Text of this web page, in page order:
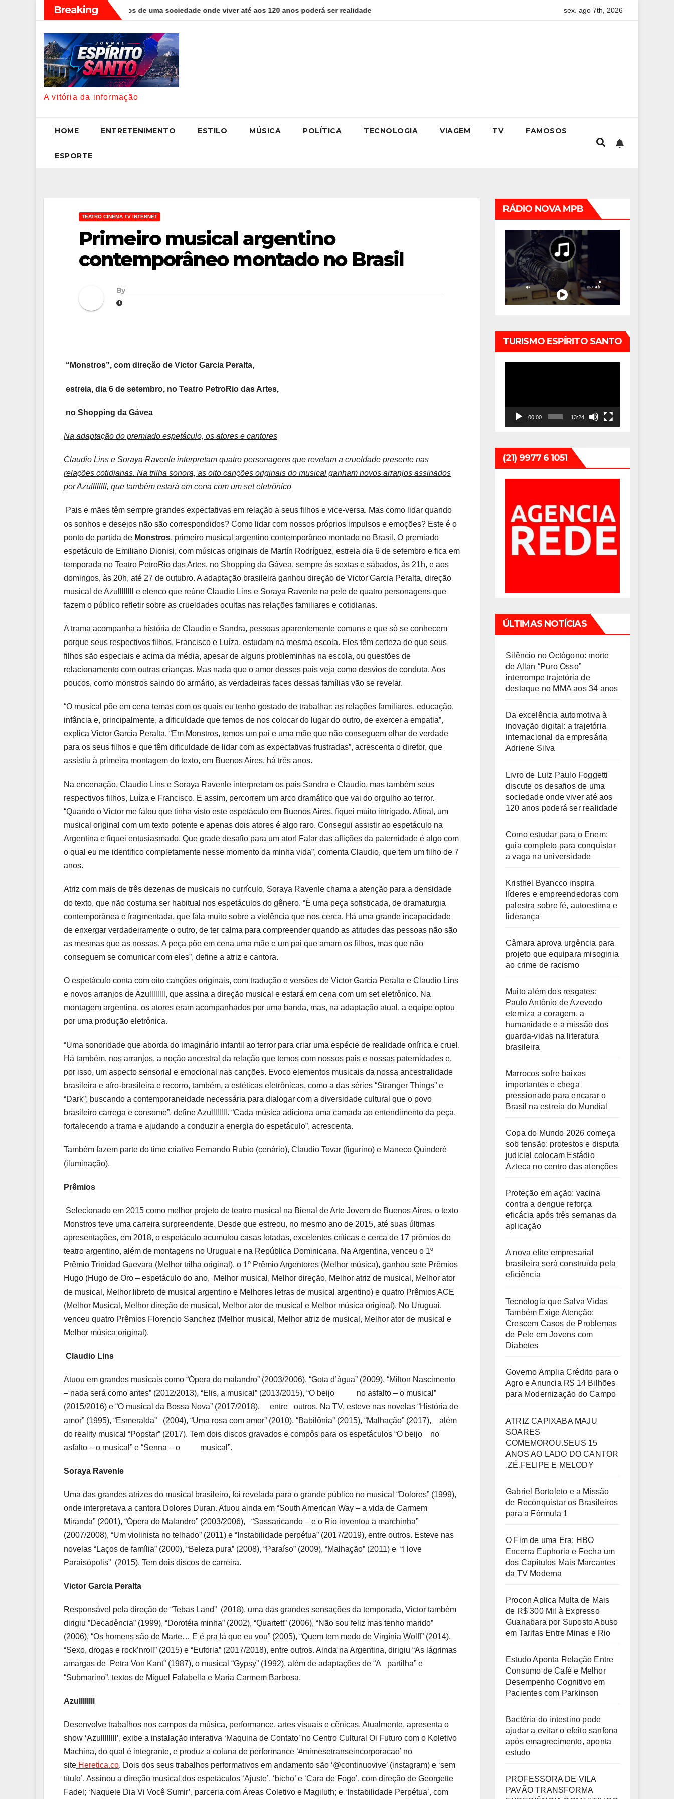
Breaking
discute os desafios de uma sociedade onde viver até aos 120 anos poderá ser realidade Como estudar para o Enem: guia completo para conquistar a vaga na universidade
sex. ago 7th, 2026
A vitória da informação
HOME ENTRETENIMENTO ESTILO MÚSICA POLÍTICA TECNOLOGIA VIAGEM TV FAMOSOS
ESPORTE
TEATRO CINEMA TV INTERNET
Primeiro musical argentino
contemporâneo montado no Brasil
By
“Monstros”, com direção de Victor Garcia Peralta,
estreia, dia 6 de setembro, no Teatro PetroRio das Artes,
no Shopping da Gávea
Na adaptação do premiado espetáculo, os atores e cantores
Claudio Lins e Soraya Ravenle interpretam quatro personagens que revelam a crueldade presente nas
relações cotidianas. Na trilha sonora, as oito canções originais do musical ganham novos arranjos assinados
por Azullllllll, que também estará em cena com um set eletrônico
Pais e mães têm sempre grandes expectativas em relação a seus filhos e vice-versa. Mas como lidar quando
os sonhos e desejos não são correspondidos? Como lidar com nossos próprios impulsos e emoções? Este é o
ponto de partida de Monstros, primeiro musical argentino contemporâneo montado no Brasil. O premiado
espetáculo de Emiliano Dionisi, com músicas originais de Martín Rodríguez, estreia dia 6 de setembro e fica em
temporada no Teatro PetroRio das Artes, no Shopping da Gávea, sempre às sextas e sábados, às 21h, e aos
domingos, às 20h, até 27 de outubro. A adaptação brasileira ganhou direção de Victor Garcia Peralta, direção
musical de Azullllllll e elenco que reúne Claudio Lins e Soraya Ravenle na pele de quatro personagens que
fazem o público refletir sobre as crueldades ocultas nas relações familiares e cotidianas.
A trama acompanha a história de Claudio e Sandra, pessoas aparentemente comuns e que só se conhecem
porque seus respectivos filhos, Francisco e Luíza, estudam na mesma escola. Eles têm certeza de que seus
filhos são especiais e acima da média, apesar de alguns probleminhas na escola, ou questões de
relacionamento com outras crianças. Mas nada que o amor desses pais veja como desvios de conduta. Aos
poucos, como monstros saindo do armário, as verdadeiras faces dessas famílias vão se revelar.
“O musical põe em cena temas com os quais eu tenho gostado de trabalhar: as relações familiares, educação,
infância e, principalmente, a dificuldade que temos de nos colocar do lugar do outro, de exercer a empatia”,
explica Victor Garcia Peralta. “Em Monstros, temos um pai e uma mãe que não conseguem olhar de verdade
para os seus filhos e que têm dificuldade de lidar com as expectativas frustradas”, acrescenta o diretor, que
assistiu à primeira montagem do texto, em Buenos Aires, há três anos.
Na encenação, Claudio Lins e Soraya Ravenle interpretam os pais Sandra e Claudio, mas também seus
respectivos filhos, Luíza e Francisco. E assim, percorrem um arco dramático que vai do orgulho ao terror.
“Quando o Victor me falou que tinha visto este espetáculo em Buenos Aires, fiquei muito intrigado. Afinal, um
musical original com um texto potente e apenas dois atores é algo raro. Consegui assistir ao espetáculo na
Argentina e fiquei entusiasmado. Que grade desafio para um ator! Falar das aflições da paternidade é algo com
o qual eu me identifico completamente nesse momento da minha vida”, comenta Claudio, que tem um filho de 7
anos.
Atriz com mais de três dezenas de musicais no currículo, Soraya Ravenle chama a atenção para a densidade
do texto, que não costuma ser habitual nos espetáculos do gênero. “É uma peça sofisticada, de dramaturgia
contemporânea e fragmentada, que fala muito sobre a violência que nos cerca. Há uma grande incapacidade
de enxergar verdadeiramente o outro, de ter calma para compreender quando as atitudes das pessoas não são
as mesmas que as nossas. A peça põe em cena uma mãe e um pai que amam os filhos, mas que não
conseguem se comunicar com eles”, define a atriz e cantora.
O espetáculo conta com oito canções originais, com tradução e versões de Victor Garcia Peralta e Claudio Lins
e novos arranjos de Azullllllll, que assina a direção musical e estará em cena com um set eletrônico. Na
montagem argentina, os atores eram acompanhados por uma banda, mas, na adaptação atual, a equipe optou
por uma produção eletrônica.
“Uma sonoridade que aborda do imaginário infantil ao terror para criar uma espécie de realidade onírica e cruel.
Há também, nos arranjos, a noção ancestral da relação que temos com nossos pais e nossas paternidades e,
por isso, um aspecto sensorial e emocional nas canções. Evoco elementos musicais da nossa ancestralidade
brasileira e afro-brasileira e recorro, também, a estéticas eletrônicas, como a das séries “Stranger Things” e
“Dark”, buscando a contemporaneidade necessária para dialogar com a diversidade cultural que o povo
brasileiro carrega e consome”, define Azullllllll. “Cada música adiciona uma camada ao entendimento da peça,
fortalecendo a trama e ajudando a conduzir a energia do espetáculo”, acrescenta.
Também fazem parte do time criativo Fernando Rubio (cenário), Claudio Tovar (figurino) e Maneco Quinderé
(iluminação).
Prêmios
Selecionado em 2015 como melhor projeto de teatro musical na Bienal de Arte Jovem de Buenos Aires, o texto
Monstros teve uma carreira surpreendente. Desde que estreou, no mesmo ano de 2015, até suas últimas
apresentações, em 2018, o espetáculo acumulou casas lotadas, excelentes críticas e cerca de 17 prêmios do
teatro argentino, além de montagens no Uruguai e na República Dominicana. Na Argentina, venceu o 1º
Prêmio Trinidad Guevara (Melhor trilha original), o 1º Prêmio Argentores (Melhor música), ganhou sete Prêmios
Hugo (Hugo de Oro – espetáculo do ano, Melhor musical, Melhor direção, Melhor atriz de musical, Melhor ator
de musical, Melhor libreto de musical argentino e Melhores letras de musical argentino) e quatro Prêmios ACE
(Melhor Musical, Melhor direção de musical, Melhor ator de musical e Melhor música original). No Uruguai,
venceu quatro Prêmios Florencio Sanchez (Melhor musical, Melhor atriz de musical, Melhor ator de musical e
Melhor música original).
Claudio Lins
Atuou em grandes musicais como “Ópera do malandro” (2003/2006), “Gota d’água” (2009), “Milton Nascimento
– nada será como antes” (2012/2013), “Elis, a musical” (2013/2015), “O beijo no asfalto – o musical”
(2015/2016) e “O musical da Bossa Nova” (2017/2018), entre outros. Na TV, esteve nas novelas “História de
amor” (1995), “Esmeralda” (2004), “Uma rosa com amor” (2010), “Babilônia” (2015), “Malhação” (2017), além
do reality musical “Popstar” (2017). Tem dois discos gravados e compôs para os espetáculos “O beijo no
asfalto – o musical” e “Senna – o musical”.
Soraya Ravenle
Uma das grandes atrizes do musical brasileiro, foi revelada para o grande público no musical “Dolores” (1999),
onde interpretava a cantora Dolores Duran. Atuou ainda em “South American Way – a vida de Carmem
Miranda” (2001), “Ópera do Malandro” (2003/2006), “Sassaricando – e o Rio inventou a marchinha”
(2007/2008), “Um violinista no telhado” (2011) e “Instabilidade perpétua” (2017/2019), entre outros. Esteve nas
novelas “Laços de família” (2000), “Beleza pura” (2008), “Paraíso” (2009), “Malhação” (2011) e “I love
Paraisópolis” (2015). Tem dois discos de carreira.
Victor Garcia Peralta
Responsável pela direção de “Tebas Land” (2018), uma das grandes sensações da temporada, Victor também
dirigiu ”Decadência” (1999), “Dorotéia minha” (2002), “Quartett” (2006), “Não sou feliz mas tenho marido”
(2006), “Os homens são de Marte… E é pra lá que eu vou” (2005), “Quem tem medo de Virgínia Wolff” (2014),
“Sexo, drogas e rock’nroll” (2015) e “Euforia” (2017/2018), entre outros. Ainda na Argentina, dirigiu “As lágrimas
amargas de Petra Von Kant” (1987), o musical “Gypsy” (1992), além de adaptações de “A partilha” e
“Submarino”, textos de Miguel Falabella e Maria Carmem Barbosa.
Azullllllll
Desenvolve trabalhos nos campos da música, performance, artes visuais e cênicas. Atualmente, apresenta o
show ‘Azullllllll’, exibe a instalação interativa ‘Maquina de Contato’ no Centro Cultural Oi Futuro com o Koletivo
Machina, do qual é integrante, e produz a coluna de performance ‘#mimesetranseincorporacao’ no
site Heretica.co. Dois dos seus trabalhos performativos em andamento são ‘@continuovive’ (instagram) e ‘sem
título’. Assinou a direção musical dos espetáculos ‘Ajuste’, ‘bicho’ e ‘Cara de Fogo’, com direção de Georgette
Fadel; ‘Naquele Dia Vi Você Sumir’, parceria com Áreas Coletivo e Magiluth; e ‘Instabilidade Perpétua’, com
RÁDIO NOVA MPB
TURISMO ESPÍRITO SANTO
00:00 13:24
(21) 9977 6 1051
ÚLTIMAS NOTÍCIAS
Silêncio no Octógono: morte
de Allan “Puro Osso”
interrompe trajetória de
destaque no MMA aos 34 anos
Da excelência automotiva à
inovação digital: a trajetória
internacional da empresária
Adriene Silva
Livro de Luiz Paulo Foggetti
discute os desafios de uma
sociedade onde viver até aos
120 anos poderá ser realidade
Como estudar para o Enem:
guia completo para conquistar
a vaga na universidade
Kristhel Byancco inspira
líderes e empreendedoras com
palestra sobre fé, autoestima e
liderança
Câmara aprova urgência para
projeto que equipara misoginia
ao crime de racismo
Muito além dos resgates:
Paulo Antônio de Azevedo
eterniza a coragem, a
humanidade e a missão dos
guarda-vidas na literatura
brasileira
Marrocos sofre baixas
importantes e chega
pressionado para encarar o
Brasil na estreia do Mundial
Copa do Mundo 2026 começa
sob tensão: protestos e disputa
judicial colocam Estádio
Azteca no centro das atenções
Proteção em ação: vacina
contra a dengue reforça
eficácia após três semanas da
aplicação
A nova elite empresarial
brasileira será construída pela
eficiência
Tecnologia que Salva Vidas
Também Exige Atenção:
Crescem Casos de Problemas
de Pele em Jovens com
Diabetes
Governo Amplia Crédito para o
Agro e Anuncia R$ 14 Bilhões
para Modernização do Campo
ATRIZ CAPIXABA MAJU
SOARES
COMEMOROU.SEUS 15
ANOS AO LADO DO CANTOR
.ZÉ.FELIPE E MELODY
Gabriel Bortoleto e a Missão
de Reconquistar os Brasileiros
para a Fórmula 1
O Fim de uma Era: HBO
Encerra Euphoria e Fecha um
dos Capítulos Mais Marcantes
da TV Moderna
Procon Aplica Multa de Mais
de R$ 300 Mil à Expresso
Guanabara por Suposto Abuso
em Tarifas Entre Minas e Rio
Estudo Aponta Relação Entre
Consumo de Café e Melhor
Desempenho Cognitivo em
Pacientes com Parkinson
Bactéria do intestino pode
ajudar a evitar o efeito sanfona
após emagrecimento, aponta
estudo
PROFESSORA DE VILA
PAVÃO TRANSFORMA